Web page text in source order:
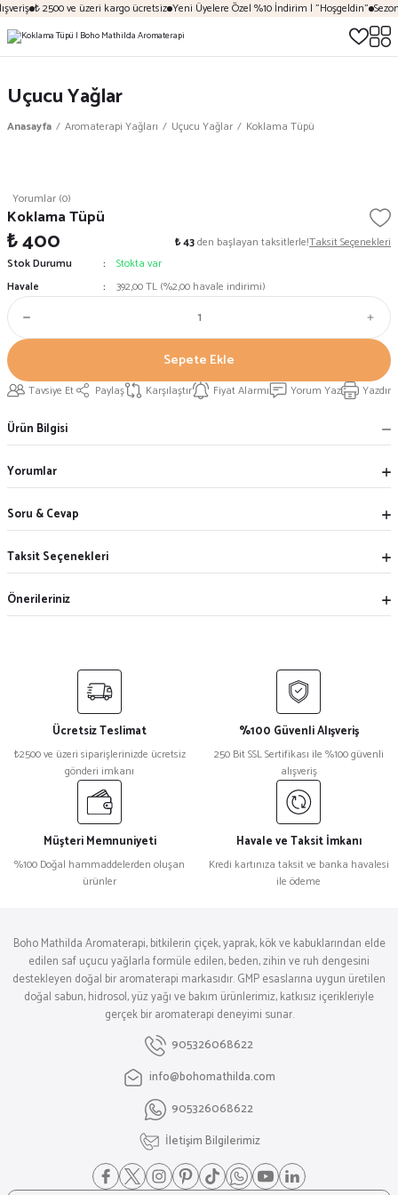
₺ 2500 ve üzeri kargo ücretsiz Yeni Üyelere Özel %10 İndirim | "Hoşgeldin"
Uçucu Yağlar
Anasayfa Aromaterapi Yağları Uçucu Yağlar Koklama Tüpü
Yorumlar (0)
Koklama Tüpü
₺ 400 ₺ 43den başlayan taksitlerle!Taksit Seçenekleri
Stok Durumu
Stokta var
Havale
392,00 TL (%2,00 havale indirimi)
Sepete Ekle
Tavsiye Et Paylaş Karşılaştır Fiyat Alarmı Yorum Yaz Yazdır
Ürün Bilgisi
Yorumlar
Soru & Cevap
Taksit Seçenekleri
Önerileriniz
Ücretsiz Teslimat
₺2500 ve üzeri siparişlerinizde ücretsiz
gönderi imkanı
%100 Güvenli Alışveriş
250 Bit SSL Sertifikası ile %100 güvenli
alışveriş
Müşteri Memnuniyeti
%100 Doğal hammaddelerden oluşan
ürünler
Havale ve Taksit İmkanı
Kredi kartınıza taksit ve banka havalesi
ile ödeme
Boho Mathilda Aromaterapi, bitkilerin çiçek, yaprak, kök ve kabuklarından elde
edilen saf uçucu yağlarla formüle edilen, beden, zihin ve ruh dengesini
destekleyen doğal bir aromaterapi markasıdır. GMP esaslarına uygun üretilen
doğal sabun, hidrosol, yüz yağı ve bakım ürünlerimiz, katkısız içerikleriyle
gerçek bir aromaterapi deneyimi sunar.
905326068622
info@bohomathilda.com
905326068622
İletişim Bilgilerimiz